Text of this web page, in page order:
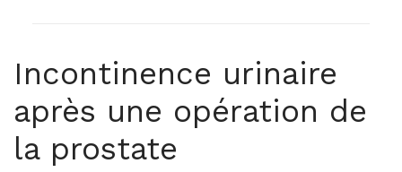
Incontinence urinaire
après une opération de
la prostate